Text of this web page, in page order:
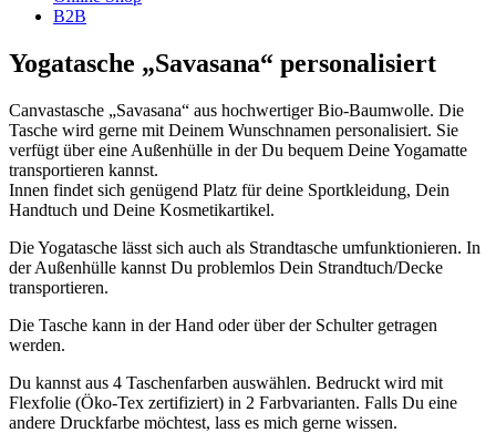
B2B
Yogatasche „Savasana“ personalisiert
Canvastasche „Savasana“ aus hochwertiger Bio-Baumwolle. Die
Tasche wird gerne mit Deinem Wunschnamen personalisiert. Sie
verfügt über eine Außenhülle in der Du bequem Deine Yogamatte
transportieren kannst.
Innen findet sich genügend Platz für deine Sportkleidung, Dein
Handtuch und Deine Kosmetikartikel.
Die Yogatasche lässt sich auch als Strandtasche umfunktionieren. In
der Außenhülle kannst Du problemlos Dein Strandtuch/Decke
transportieren.
Die Tasche kann in der Hand oder über der Schulter getragen
werden.
Du kannst aus 4 Taschenfarben auswählen. Bedruckt wird mit
Flexfolie (Öko-Tex zertifiziert) in 2 Farbvarianten. Falls Du eine
andere Druckfarbe möchtest, lass es mich gerne wissen.